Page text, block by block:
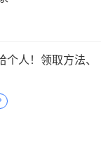
个人！领取方法、